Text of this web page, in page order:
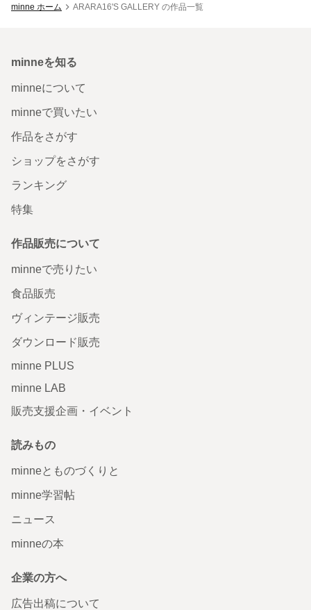
minne ホーム ARARA16'S GALLERY の作品一覧
minneを知る
minneについて
minneで買いたい
作品をさがす
ショップをさがす
ランキング
特集
作品販売について
minneで売りたい
食品販売
ヴィンテージ販売
ダウンロード販売
minne PLUS
minne LAB
販売支援企画・イベント
読みもの
minneとものづくりと
minne学習帖
ニュース
minneの本
企業の方へ
広告出稿について